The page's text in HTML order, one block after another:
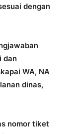
dengan
dan
WA, NA
dinas,
nomor tiket